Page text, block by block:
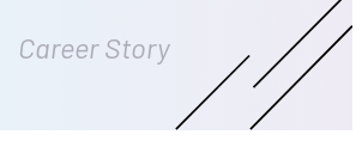
Career Story